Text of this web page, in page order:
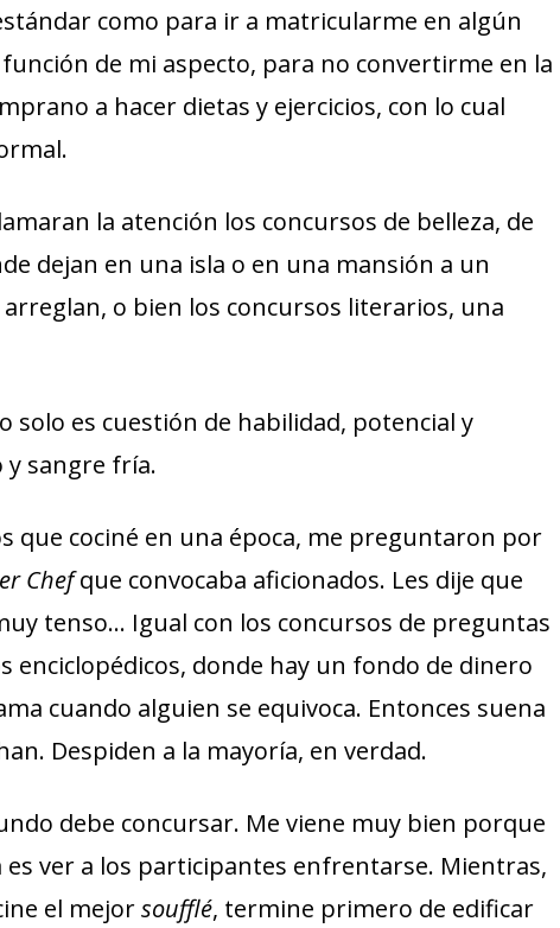
como para ir a matricularme en algún
de mi aspecto, para no convertirme en la
a hacer dietas y ejercicios, con lo cual
la atención los concursos de belleza, de
dejan en una isla o en una mansión a un
o bien los concursos literarios, una
solo es cuestión de habilidad, potencial y
y sangre fría.
que cociné en una época, me preguntaron por
Chefque convocaba aficionados. Les dije que
tenso… Igual con los concursos de preguntas
enciclopédicos, donde hay un fondo de dinero
cuando alguien se equivoca. Entonces suena
Despiden a la mayoría, en verdad.
debe concursar. Me viene muy bien porque
ver a los participantes enfrentarse. Mientras,
el mejorsoufflé, termine primero de edificar